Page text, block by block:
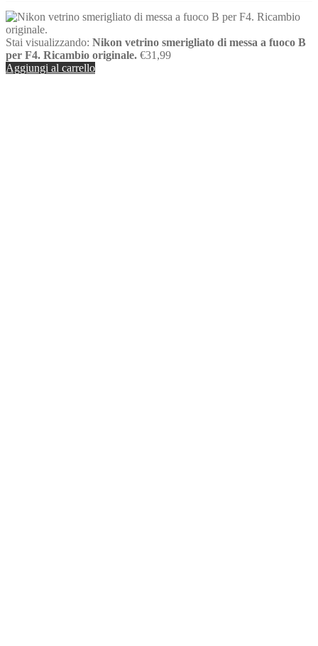
Stai visualizzando: Nikon vetrino smerigliato di messa a fuoco B
per F4. Ricambio originale. €31,99
Aggiungi al carrello